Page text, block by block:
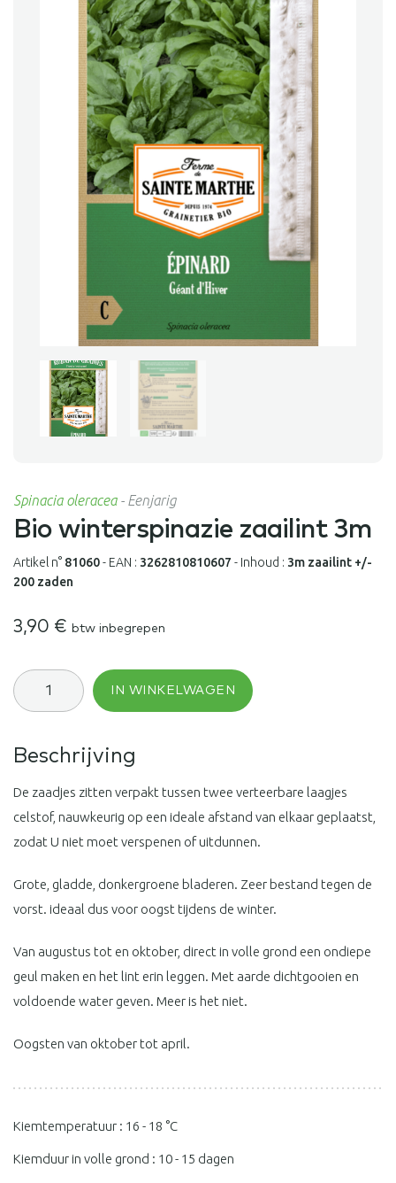
Spinacia oleracea- Eenjarig
Bio winterspinazie zaailint 3m
Artikel n° 81060- EAN : 3262810810607 - Inhoud : 3m zaailint +/-
200 zaden
3,90 € btw inbegrepen
Bio
winterspinazie
zaailint
IN WINKELWAGEN
Beschrijving
De zaadjes zitten verpakt tussen twee verteerbare laagjes
celstof, nauwkeurig op een ideale afstand van elkaar geplaatst,
zodat U niet moet verspenen of uitdunnen.
Grote, gladde, donkergroene bladeren. Zeer bestand tegen de
vorst. ideaal dus voor oogst tijdens de winter.
Van augustus tot en oktober, direct in volle grond een ondiepe
geul maken en het lint erin leggen. Met aarde dichtgooien en
voldoende water geven. Meer is het niet.
Oogsten van oktober tot april.
Kiemtemperatuur : 16 - 18 °C
Kiemduur in volle grond : 10 - 15 dagen